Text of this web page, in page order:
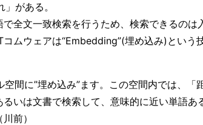
がある。
全文一致検索を行うため、検索できるのは
ムウェアは“Embedding”(埋め込み)という
間に”埋め込み”ます。この空間内では、「
いは文書で検索して、意味的に近い単語あ
前）